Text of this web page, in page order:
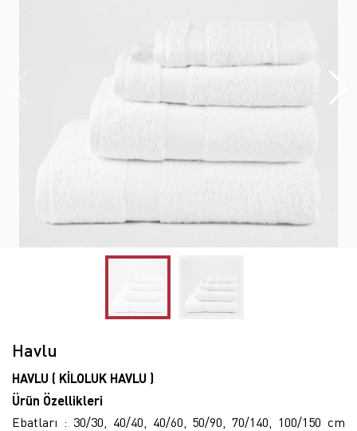
Havlu
HAVLU ( KİLOLUK HAVLU )
Ürün Özellikleri
Ebatları : 30/30, 40/40, 40/60, 50/90, 70/140, 100/150 cm